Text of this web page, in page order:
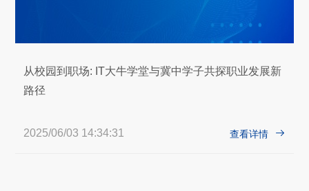
从校园到职场: IT大牛学堂与冀中学子共探职业发展新
路径
2025/06/03 14:34:31 查看详情 